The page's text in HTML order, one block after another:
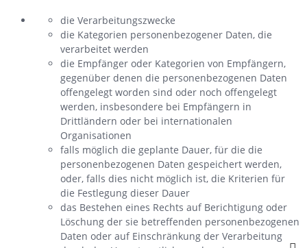
die Verarbeitungszwecke
die Kategorien personenbezogener Daten, die
verarbeitet werden
die Empfänger oder Kategorien von Empfängern,
gegenüber denen die personenbezogenen Daten
offengelegt worden sind oder noch offengelegt
werden, insbesondere bei Empfängern in
Drittländern oder bei internationalen
Organisationen
falls möglich die geplante Dauer, für die die
personenbezogenen Daten gespeichert werden,
oder, falls dies nicht möglich ist, die Kriterien für
die Festlegung dieser Dauer
das Bestehen eines Rechts auf Berichtigung oder
Löschung der sie betreffenden personenbezogenen
Daten oder auf Einschränkung der Verarbeitung